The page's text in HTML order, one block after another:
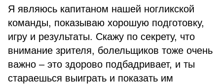
Я являюсь капитаном нашей ногликской
команды, показываю хорошую подготовку,
игру и результаты. Скажу по секрету, что
внимание зрителя, болельщиков тоже очень
важно – это здорово подбадривает, и ты
стараешься выиграть и показать им